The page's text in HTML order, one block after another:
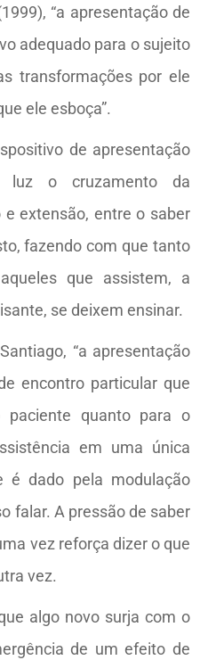
“a apresentação de
adequado para o sujeito
transformações por ele
ele esboça”.
de apresentação
o cruzamento da
extensão, entre o saber
fazendo com que tanto
que assistem, a
se deixem ensinar.
“a apresentação
encontro particular que
quanto para o
em uma única
é dado pela modulação
falar. A pressão de saber
vez reforça dizer o que
vez.
algo novo surja com o
de um efeito de